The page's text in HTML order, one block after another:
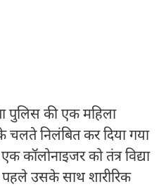
पुलिस की एक महिला
चलते निलंबित कर दिया गया
कॉलोनाइजर को तंत्र विद्या
उसके साथ शारीरिक